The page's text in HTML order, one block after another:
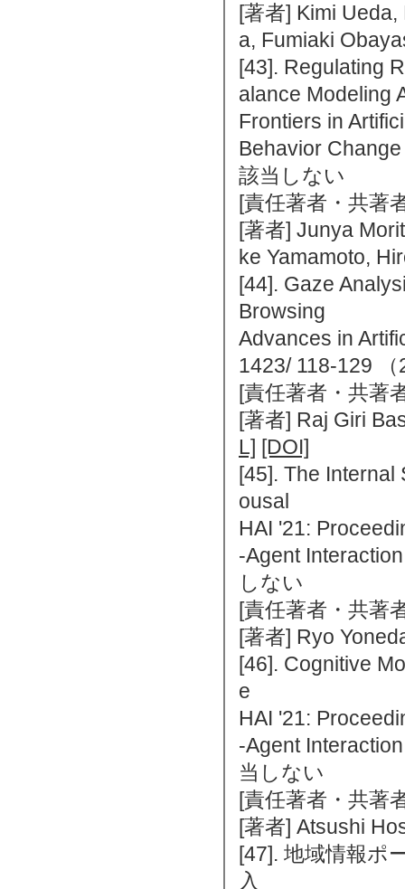
[著者] Kimi
a, Fumiaki
[43]. Regulating
alance Modeling
Frontiers in
Behavior
該当しない
[責任著者・共著
[著者] Junya
ke Yamamoto,
[44]. Gaze
Browsing
Advances in
1423/ 118-129
[責任著者・共著
[著者] Raj Giri
L] [DOI]
[45]. The Internal
ousal
HAI '21:
-Agent
しない
[責任著者・共著
[著者] Ryo
[46]. Cognitive
e
HAI '21:
-Agent
当しない
[責任著者・共著
[著者] Atsushi
[47]. 地域情報ポ
入